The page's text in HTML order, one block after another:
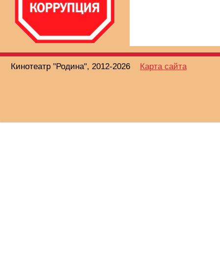
Кинотеатр "Родина", 2012-2026 Карта сайта